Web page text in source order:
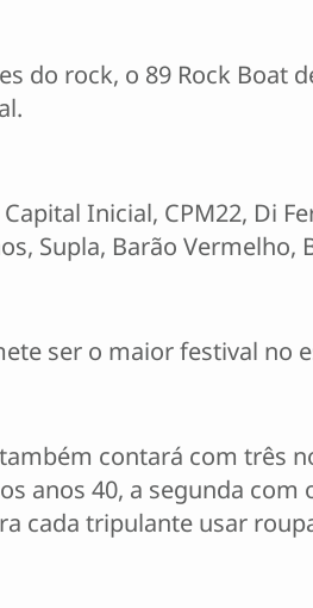
do rock, o 89 Rock Boat
Inicial, CPM22, Di
Supla, Barão Vermelho,
ser o maior festival no
contará com três
anos 40, a segunda
cada tripulante usar